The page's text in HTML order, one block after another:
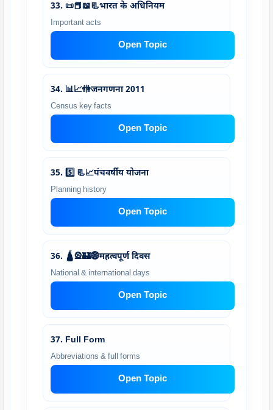
33. 📜📕📖📃भारत के अधिनियम
Important acts
Open Topic
34. 📊📈🚻जनगणना 2011
Census key facts
Open Topic
35. 5️⃣ 📃📈पंचवर्षीय योजना
Planning history
Open Topic
36. 🛕🎡🏰🌐महत्वपूर्ण दिवस
National & international days
Open Topic
37. Full Form
Abbreviations & full forms
Open Topic